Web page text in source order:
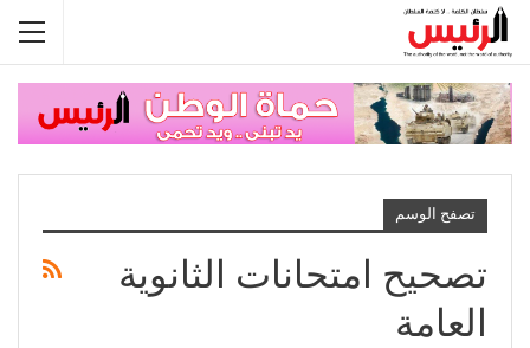
تصفح الوسم
تصحيح امتحانات الثانوية
العامة